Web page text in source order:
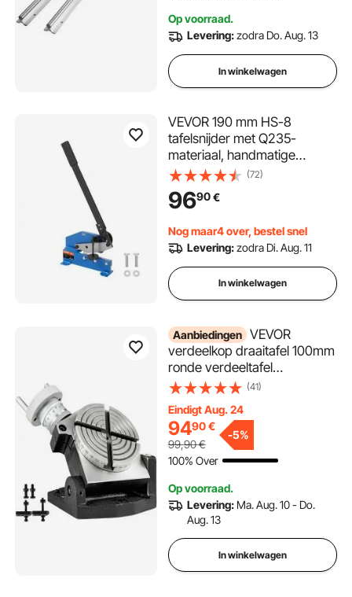
Op voorraad.
Levering:zodra Do. Aug. 13
In winkelwagen
VEVOR 190 mm HS-8
tafelsnijder met Q235-
materiaal, handmatige
plaatschaar voor
ambachtelijke verwerking
van dik staal, robuuste
en doe-het-zelvers
(72)
9690€
Nog maar4 over, bestel snel
Levering:zodra Di. Aug. 11
In winkelwagen
Aanbiedingen VEVOR
verdeelkop draaitafel 100mm
ronde verdeeltafel
horizontale verticale
draaibaar voor frezen en
boren
(41)
Eindigt Aug. 24
9490€
99,90€
-5%
100% Over
Op voorraad.
Levering: Ma. Aug. 10 - Do.
Aug. 13
In winkelwagen